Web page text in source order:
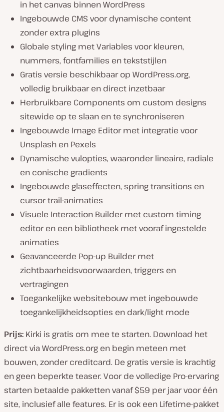
in het canvas binnen WordPress
Ingebouwde CMS voor dynamische content
zonder extra plugins
Globale styling met Variables voor kleuren,
nummers, fontfamilies en tekststijlen
Gratis versie beschikbaar op WordPress.org,
volledig bruikbaar en direct inzetbaar
Herbruikbare Components om custom designs
sitewide op te slaan en te synchroniseren
Ingebouwde Image Editor met integratie voor
Unsplash en Pexels
Dynamische vulopties, waaronder lineaire, radiale
en conische gradients
Ingebouwde glaseffecten, spring transitions en
cursor trail-animaties
Visuele Interaction Builder met custom timing
editor en een bibliotheek met vooraf ingestelde
animaties
Geavanceerde Pop-up Builder met
zichtbaarheidsvoorwaarden, triggers en
vertragingen
Toegankelijke websitebouw met ingebouwde
toegankelijkheidsopties en dark/light mode
Prijs: Kirki is gratis om mee te starten. Download het
direct via WordPress.org en begin meteen met
bouwen, zonder creditcard. De gratis versie is krachtig
en geen beperkte teaser. Voor de volledige Pro-ervaring
starten betaalde pakketten vanaf $59 per jaar voor één
site, inclusief alle features. Er is ook een Lifetime-pakket